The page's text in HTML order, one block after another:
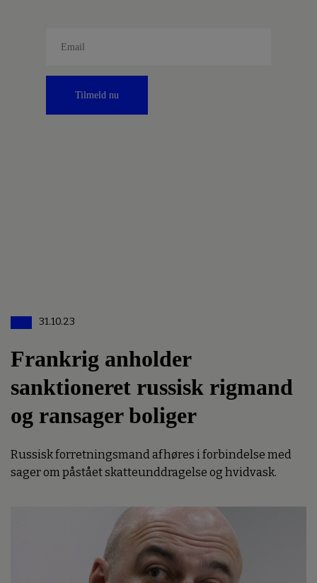
Tilmeld nu
31.10.23
Frankrig anholder
sanktioneret russisk rigmand
og ransager boliger
Russisk forretningsmand afhøres i forbindelse med
sager om påstået skatteunddragelse og hvidvask.